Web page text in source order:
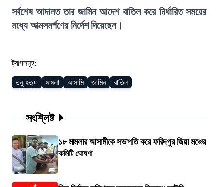
সর্বশেষ আদালত তার জামিন আদেশ বাতিল করে নির্ধারিত সময়ের
মধ্যে আত্মসমর্পণের নির্দেশ দিয়েছেন।
ট্যাগসমূহ:
তনু হত্যা মামলা আসামি জামিন বাতিল
সংশ্লিষ্ট
১৮ মামলার আসামীকে সভাপতি করে ফরিদপুর জিয়া মঞ্চের
কমিটি ঘোষণা